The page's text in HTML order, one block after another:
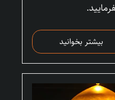
بیشتر بخوانید